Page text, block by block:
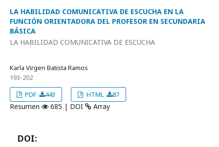
LA HABILIDAD COMUNICATIVA DE ESCUCHA EN LA
FUNCIÓN ORIENTADORA DEL PROFESOR EN SECUNDARIA
BÁSICA
LA HABILIDAD COMUNICATIVA DE ESCUCHA
Karla Virgen Batista Ramos
193-202
PDF
443 HTML 87
Resumen 685 | DOI Array
DOI: